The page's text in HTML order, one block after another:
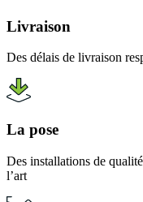
Livraison
Des délais de livraison
La pose
Des installations de
l’art